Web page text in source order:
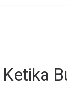
Ketika